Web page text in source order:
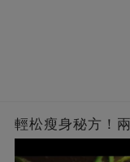
輕松瘦身秘方！